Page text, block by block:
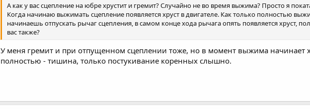
А как у вас сцепление на юбре хрустит и гремит? Случайно не во время выжима? Просто я
Когда начинаю выжимать сцепление появляется хруст в двигателе. Как только полностью
начинаешь отпускать рычаг сцепления, в самом конце хода рычага опять появляется хруст,
вас также?
У меня гремит и при отпущенном сцеплении тоже, но в момент выжима начинает
полностью - тишина, только постукивание коренных слышно.